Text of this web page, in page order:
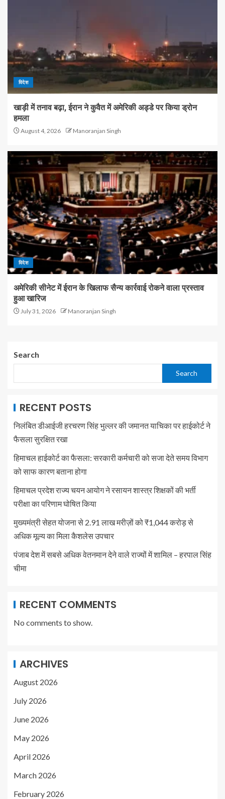
विदेश
खाड़ी में तनाव बढ़ा, ईरान ने कुवैत में अमेरिकी अड्डे पर किया ड्रोन
हमला
August 4, 2026 Manoranjan Singh
विदेश
अमेरिकी सीनेट में ईरान के खिलाफ सैन्य कार्रवाई रोकने वाला प्रस्ताव
हुआ खारिज
July 31, 2026 Manoranjan Singh
Search
Search
RECENT POSTS
निलंबित डीआईजी हरचरण सिंह भुल्लर की जमानत याचिका पर हाईकोर्ट ने
फैसला सुरक्षित रखा
हिमाचल हाईकोर्ट का फैसला: सरकारी कर्मचारी को सजा देते समय विभाग
को साफ कारण बताना होगा
हिमाचल प्रदेश राज्य चयन आयोग ने रसायन शास्त्र शिक्षकों की भर्ती
परीक्षा का परिणाम घोषित किया
मुख्यमंत्री सेहत योजना से 2.91 लाख मरीज़ों को ₹1,044 करोड़ से
अधिक मूल्य का मिला कैशलेस उपचार
पंजाब देश में सबसे अधिक वेतनमान देने वाले राज्यों में शामिल – हरपाल सिंह
चीमा
RECENT COMMENTS
No comments to show.
ARCHIVES
August 2026
July 2026
June 2026
May 2026
April 2026
March 2026
February 2026